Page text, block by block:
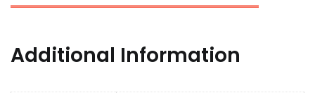
Additional Information